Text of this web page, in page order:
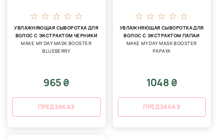
УВЛАЖНЯЮЩАЯ СЫВОРОТКА ДЛЯ
ВОЛОС С ЭКСТРАКТОМ ЧЕРНИКИ
MAKE MY DAY MASK BOOSTER
BLUEBERRY
965 ₴
ПРЕДЗАКАЗ
УВЛАЖНЯЮЩАЯ СЫВОРОТКА ДЛЯ
ВОЛОС С ЭКСТРАКТОМ ПАПАИ
MAKE MY DAY MASK BOOSTER
PAPAYA
1048 ₴
ПРЕДЗАКАЗ